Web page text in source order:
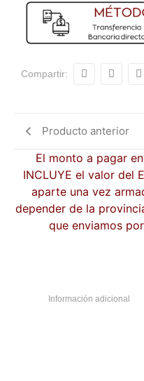
Compartir:
Producto anterior
El monto a pagar
INCLUYE el valor del
aparte una vez
depender de la
que enviamos por
Información adicional